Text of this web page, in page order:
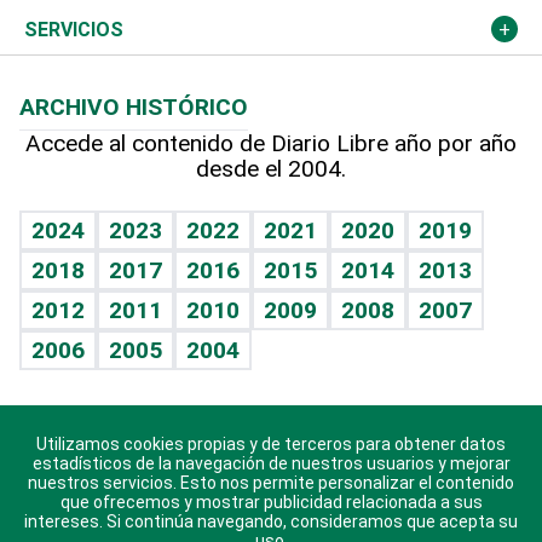
Resto del mundo
Economía personal
Podcast Arte Libre
Hablando con el pediatra
Vida y familia
Eñe
Celebrando la vida
Sin complejos
En pocas palabras
Escuchando al corazón
Economía Personal
Más deportes
Línea de hit
TBT Deportivo
Columnistas
Más firmas
Cambio climático
Opinión
Hecho en casa
Guía del dinero
SERVICIOS
Cumpleaños
Horóscopos
Crucigramas
ARCHIVO HISTÓRICO
Accede al contenido de Diario Libre año por año
desde el 2004.
2024 2023 2022 2021 2020
2019
2018
2017 2016 2015 2014
2013
2012
2011 2010 2009 2008
2007
2006
2005 2004
Descarga nuestras aplicaciones para Android, iOS y
sistema Huawei.
Utilizamos cookies propias y de terceros para obtener datos
estadísticos de la navegación de nuestros usuarios y mejorar
nuestros servicios. Esto nos permite personalizar el contenido
que ofrecemos y mostrar publicidad relacionada a sus
intereses. Si continúa navegando, consideramos que acepta su